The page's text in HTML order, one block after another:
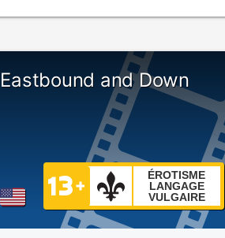
Eastbound and Down
ÉROTISME
LANGAGE
VULGAIRE